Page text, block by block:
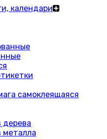
календари
самоклеящаяся
дерева
металла